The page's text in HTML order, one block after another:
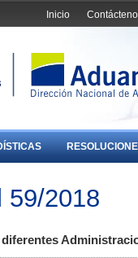
Inicio
59/2018